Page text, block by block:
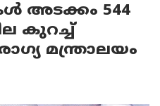
അടക്കം 544
കുറച്ച്
മന്ത്രാലയം